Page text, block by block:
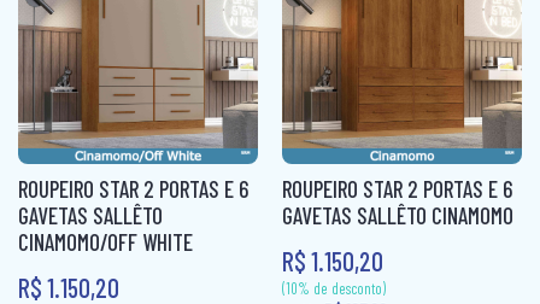
(10% de desconto)
ou 10xR$ 166,00 sem juros
ou 10x R$ 166,00sem
ROUPEIRO STAR 2 PORTAS E 6
GAVETAS SALLÊTO
CINAMOMO/OFF WHITE
R$ 1.150,20
ROUPEIRO STAR 2 PORTAS E 6
GAVETAS SALLÊTO CINAMOMO
R$ 1.150,20